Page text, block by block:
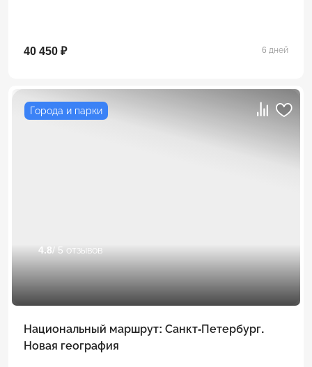
40 450 ₽ 6 дней
Города и парки
4.8/ 5 отзывов
Национальный маршрут: Санкт-Петербург.
Новая география